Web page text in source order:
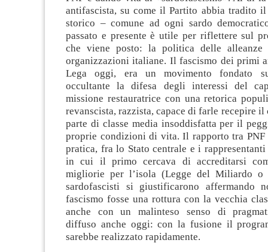
antifascista, su come il Partito abbia tradito
storico – comune ad ogni sardo
passato e presente è utile per riflettere sul
che viene posto: la politica delle alleanze
organizzazioni italiane. Il fascismo dei primi
Lega oggi, era un movimento fondato
occultante la difesa degli interessi del
missione restauratrice con una retorica
revanscista, razzista, capace di farle recepire il
parte di classe media insoddisfatta per il
proprie condizioni di vita. Il rapporto tra PNF
pratica, fra lo Stato centrale e i rappresentanti
in cui il primo cercava di accreditarsi
migliorie per l’isola (Legge del Miliardo o
sardofascisti si giustificarono affermando
fascismo fosse una rottura con la vecchia
anche con un malinteso senso di
diffuso anche oggi: con la fusione il
sarebbe realizzato rapidamente.